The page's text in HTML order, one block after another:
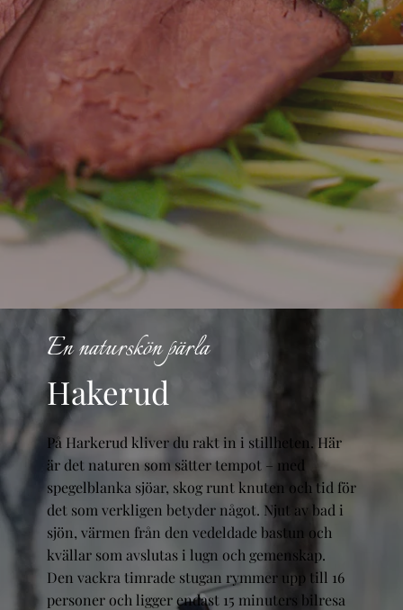
En naturskön pärla
Hakerud
På Harkerud kliver du rakt in i stillheten. Här
är det naturen som sätter tempot – med
spegelblanka sjöar, skog runt knuten och tid för
det som verkligen betyder något. Njut av bad i
sjön, värmen från den vedeldade bastun och
kvällar som avslutas i lugn och gemenskap.
Den vackra timrade stugan rymmer upp till 16
personer och ligger endast 15 minuters bilresa